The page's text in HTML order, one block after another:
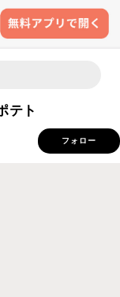
テト
フォロー